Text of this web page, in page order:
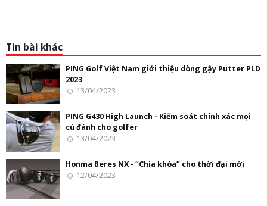
Tin bài khác
PING Golf Việt Nam giới thiệu dòng gậy Putter PLD
2023
13/04/2023
PING G430 High Launch - Kiểm soát chính xác mọi
cú đánh cho golfer
13/04/2023
Honma Beres NX - “Chìa khóa” cho thời đại mới
12/04/2023